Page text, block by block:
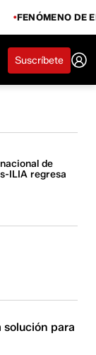
FENÓMENO DE
Suscríbete
de
ILIA regresa
solución para